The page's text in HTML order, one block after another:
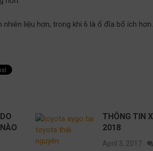
liệu hơn, trong khi 6 là ổ đĩa bổ ích hơn.
THÔNG TIN
2018
April 3, 2017